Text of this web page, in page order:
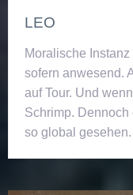
LEO
Moralische
sofern anwesend.
auf Tour. Und
Schrimp.
so global gesehen.